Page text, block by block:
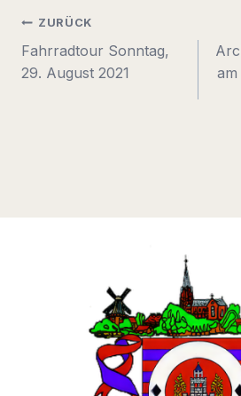
Beitragsnavigation
ZURÜCK
Fahrradtour Sonntag,
29. August 2021
am